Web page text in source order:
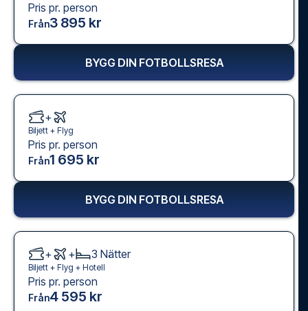
Pris pr. person
Från3 895 kr
BYGG DIN FOTBOLLSRESA
+
Biljett + Flyg
Pris pr. person
Från1 695 kr
BYGG DIN FOTBOLLSRESA
+ + 3 Nätter
Biljett + Flyg + Hotell
Pris pr. person
Från4 595 kr